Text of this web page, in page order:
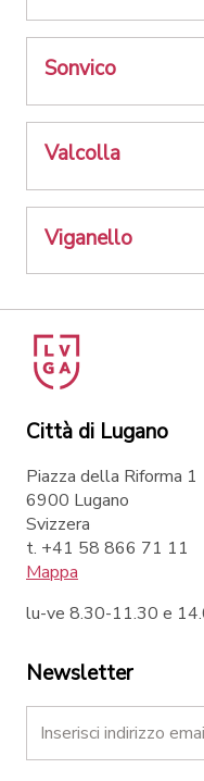
Sonvico
Valcolla
Viganello
Città di Lugano
Piazza della Riforma 1
6900 Lugano
Svizzera
t. +41 58 866 71 11
Mappa
lu-ve 8.30-11.30 e
Newsletter